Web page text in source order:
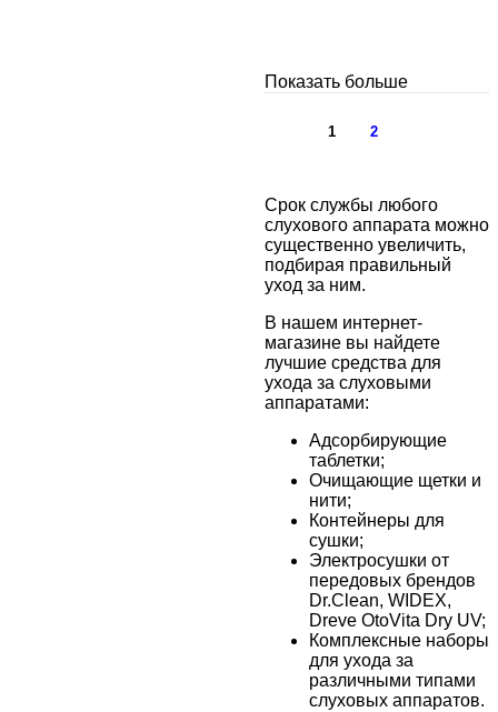
Показать больше
1 2
Срок службы любого
слухового аппарата можно
существенно увеличить,
подбирая правильный
уход за ним.
В нашем интернет-
магазине вы найдете
лучшие средства для
ухода за слуховыми
аппаратами:
Адсорбирующие
таблетки;
Очищающие щетки и
нити;
Контейнеры для
сушки;
Электросушки от
передовых брендов
Dr.Clean, WIDEX,
Dreve OtoVita Dry UV;
Комплексные наборы
для ухода за
различными типами
слуховых аппаратов.